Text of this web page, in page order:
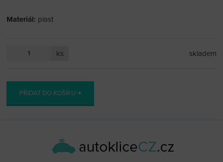
Materiál: plast
ks skladem
PŘIDAT DO KOŠÍKU